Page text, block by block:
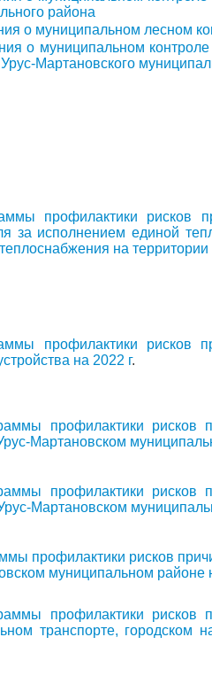
района
о муниципальном лесном
о муниципальном
Мартановского
профилактики рисков
за исполнением единой
на
профилактики рисков
на 2022 г.
профилактики рисков
Мартановском
профилактики рисков
Мартановском
профилактики рисков
муниципальном районе
профилактики рисков
транспорте, городском